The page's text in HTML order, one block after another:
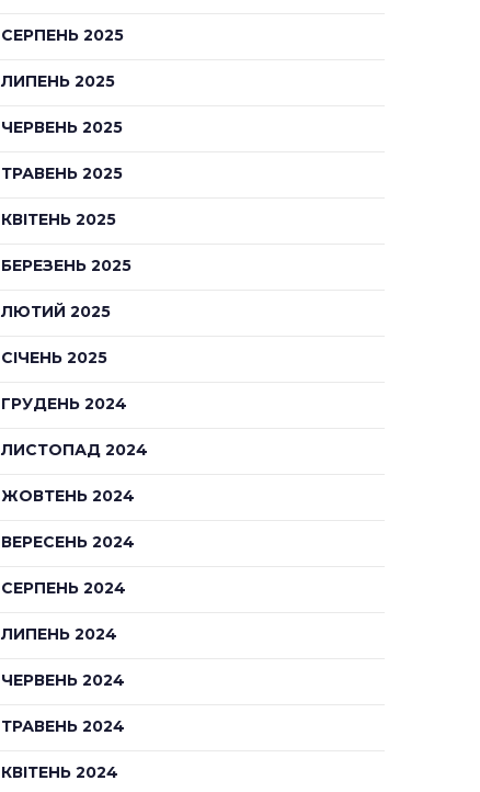
СЕРПЕНЬ 2025
ЛИПЕНЬ 2025
ЧЕРВЕНЬ 2025
ТРАВЕНЬ 2025
КВІТЕНЬ 2025
БЕРЕЗЕНЬ 2025
ЛЮТИЙ 2025
СІЧЕНЬ 2025
ГРУДЕНЬ 2024
ЛИСТОПАД 2024
ЖОВТЕНЬ 2024
ВЕРЕСЕНЬ 2024
СЕРПЕНЬ 2024
ЛИПЕНЬ 2024
ЧЕРВЕНЬ 2024
ТРАВЕНЬ 2024
КВІТЕНЬ 2024